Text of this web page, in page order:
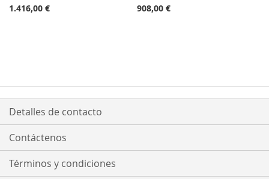
1.416,00 €
908,00 €
Detalles de contacto
Contáctenos
Términos y condiciones